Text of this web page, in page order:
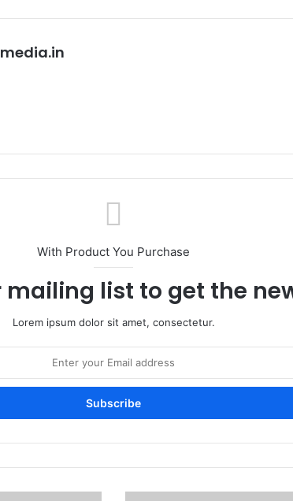
With Product You Purchase
mailing list to get the
Lorem ipsum dolor sit amet, consectetur.